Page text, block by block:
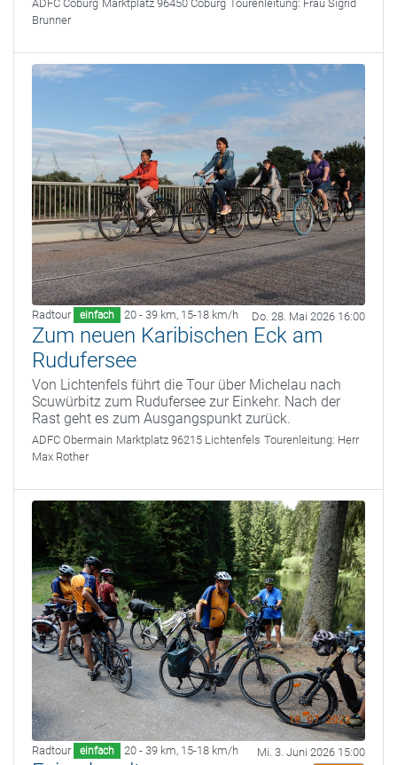
ADFC Coburg Marktplatz 96450 Coburg Tourenleitung: Frau Sigrid
Brunner
Radtour einfach 20 - 39 km, 15-18 km/h Do. 28. Mai 2026 16:00
Zum neuen Karibischen Eck am
Rudufersee
Von Lichtenfels führt die Tour über Michelau nach
Scuwürbitz zum Rudufersee zur Einkehr. Nach der
Rast geht es zum Ausgangspunkt zurück.
ADFC Obermain Marktplatz 96215 Lichtenfels Tourenleitung: Herr
Max Rother
Radtour einfach 20 - 39 km, 15-18 km/h Mi. 3. Juni 2026 15:00